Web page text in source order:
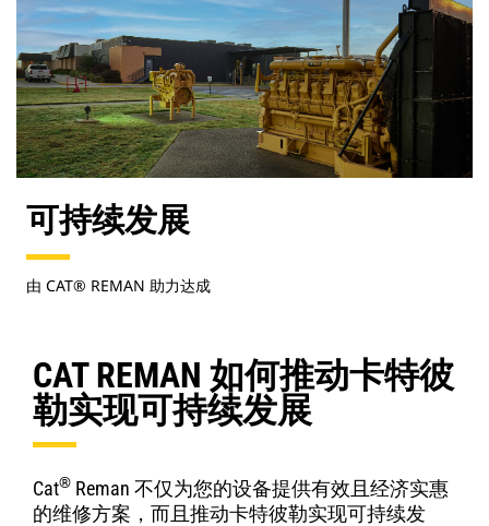
可持续发展
由 CAT® REMAN 助力达成
CAT REMAN 如何推动卡特彼
勒实现可持续发展
Cat® Reman 不仅为您的设备提供有效且经济实惠
的维修方案，而且推动卡特彼勒实现可持续发